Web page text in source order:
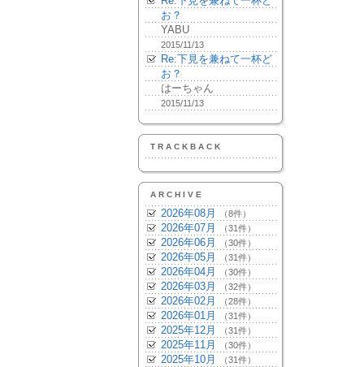
お？
YABU
2015/11/13
Re:下見を兼ねて一杯ど
お？
はーちゃん
2015/11/13
TRACKBACK
ARCHIVE
2026年08月 （8件）
2026年07月 （31件）
2026年06月 （30件）
2026年05月 （31件）
2026年04月 （30件）
2026年03月 （32件）
2026年02月 （28件）
2026年01月 （31件）
2025年12月 （31件）
2025年11月 （30件）
2025年10月 （31件）